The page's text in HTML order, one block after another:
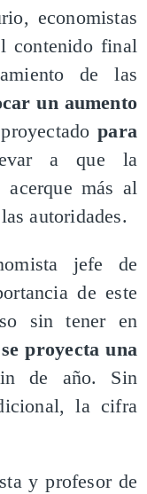
economistas
contenido final
de las
un aumento
para
a que la
más al
autoridades.
jefe de
de este
sin tener en
proyecta una
de año. Sin
la cifra
y profesor de